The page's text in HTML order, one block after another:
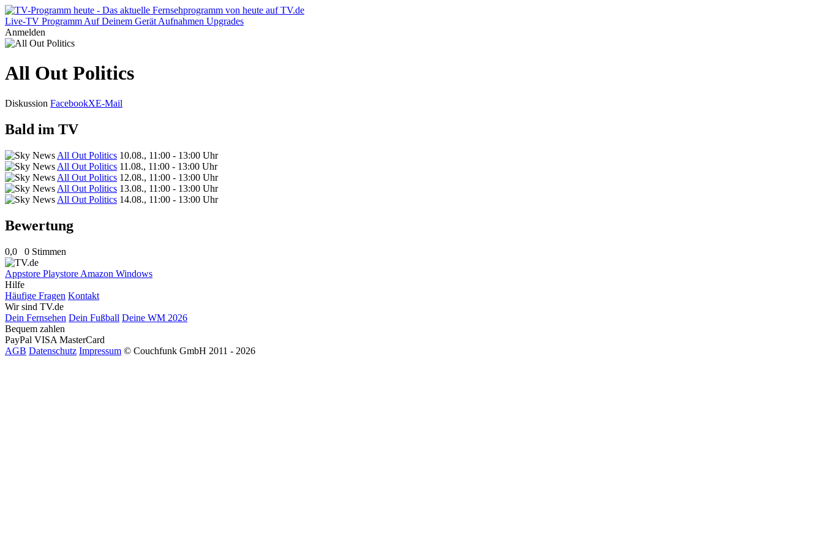
Live-TV Programm Auf Deinem Gerät Aufnahmen Upgrades
Anmelden
All Out Politics
Diskussion FacebookXE-Mail
Bald im TV
All Out Politics 10.08., 11:00 - 13:00 Uhr
All Out Politics 11.08., 11:00 - 13:00 Uhr
All Out Politics 12.08., 11:00 - 13:00 Uhr
All Out Politics 13.08., 11:00 - 13:00 Uhr
All Out Politics 14.08., 11:00 - 13:00 Uhr
Bewertung
0,0 0 Stimmen
Appstore Playstore Amazon Windows
Hilfe
Häufige Fragen Kontakt
Wir sind TV.de
Dein Fernsehen Dein Fußball Deine WM 2026
Bequem zahlen
PayPal VISA MasterCard
AGB Datenschutz Impressum © Couchfunk GmbH 2011 - 2026